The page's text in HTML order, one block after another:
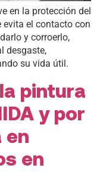
en la protección del
evita el contacto con
y corroerlo,
desgaste,
su vida útil.
pintura
y por
en
en